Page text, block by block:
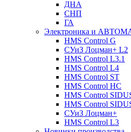
ДНА
СНП
ГА
Электроника и
HMS Control G
СУиЗ Лоцман+ L2
HMS Control L3.1
HMS Control L4
HMS Control ST
HMS Control HC
HMS Control
HMS Control
СУиЗ Лоцман+
HMS Control L3